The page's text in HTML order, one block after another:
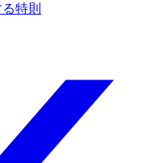
特則